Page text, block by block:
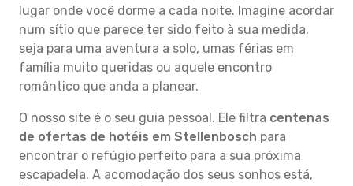
lugar onde você dorme a cada noite. Imagine acordar
num sítio que parece ter sido feito à sua medida,
seja para uma aventura a solo, umas férias em
família muito queridas ou aquele encontro
romântico que anda a planear.
O nosso site é o seu guia pessoal. Ele filtra centenas
de ofertas de hotéis em Stellenbosch para
encontrar o refúgio perfeito para a sua próxima
escapadela. A acomodação dos seus sonhos está,